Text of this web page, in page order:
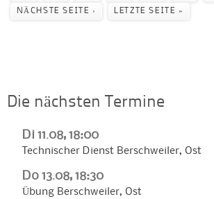
NÄCHSTE SEITE › LETZTE SEITE »
Die nächsten Termine
Di 11.08, 18:00
Technischer Dienst Berschweiler, Ost
Do 13.08, 18:30
Übung Berschweiler, Ost